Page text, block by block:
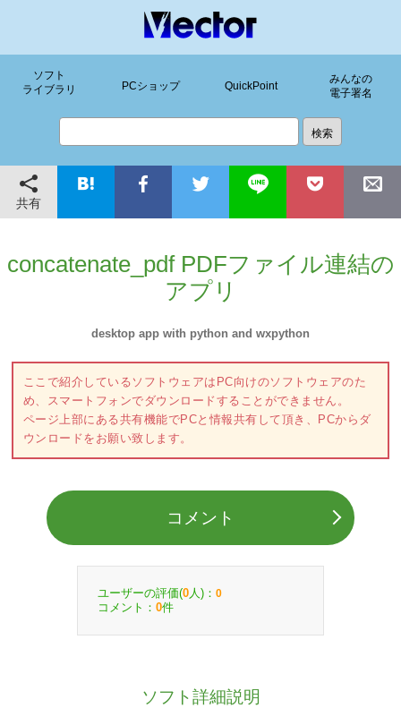
ソフト
ライブラリ
PCショップ QuickPoint
みんなの
電子署名
共有
concatenate_pdf PDFファイル連結の
アプリ
desktop app with python and wxpython
ここで紹介しているソフトウェアはPC向けのソフトウェアのた
め、スマートフォンでダウンロードすることができません。
ページ上部にある共有機能でPCと情報共有して頂き、PCからダ
ウンロードをお願い致します。
コメント
ユーザーの評価(0 人)： 0
コメント： 0件
ソフト詳細説明